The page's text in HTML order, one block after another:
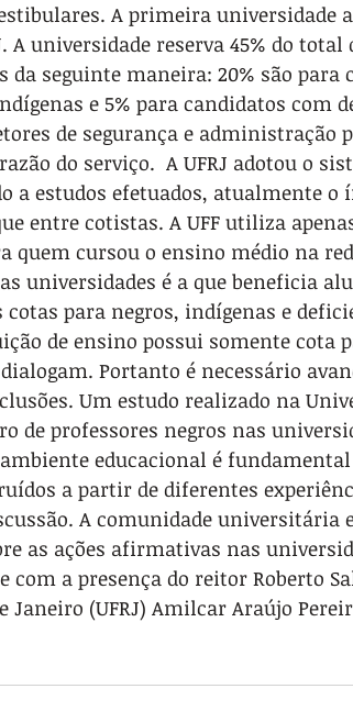
A primeira universidade
A universidade reserva 45% do total
seguinte maneira: 20% são para
e 5% para candidatos com
de segurança e administração
do serviço.  A UFRJ adotou o
a estudos efetuados, atualmente o
entre cotistas. A UFF utiliza
quem cursou o ensino médio na
universidades é a que beneficia
cotas para negros, indígenas e
de ensino possui somente cota
Portanto é necessário
Um estudo realizado na
de professores negros nas
ambiente educacional é
a partir de diferentes
A comunidade universitária
as ações afirmativas nas
com a presença do reitor Roberto
Janeiro (UFRJ) Amilcar Araújo